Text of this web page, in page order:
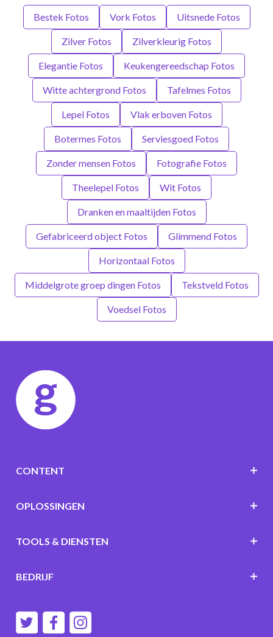
Bestek Fotos Vork Fotos Uitsnede Fotos
Zilver Fotos Zilverkleurig Fotos
Elegantie Fotos Keukengereedschap Fotos
Witte achtergrond Fotos Tafelmes Fotos
Lepel Fotos Vlak erboven Fotos
Botermes Fotos Serviesgoed Fotos
Zonder mensen Fotos Fotografie Fotos
Theelepel Fotos Wit Fotos
Dranken en maaltijden Fotos
Gefabriceerd object Fotos Glimmend Fotos
Horizontaal Fotos
Middelgrote groep dingen Fotos Tekstveld Fotos
Voedsel Fotos
CONTENT
OPLOSSINGEN
TOOLS & DIENSTEN
BEDRIJF